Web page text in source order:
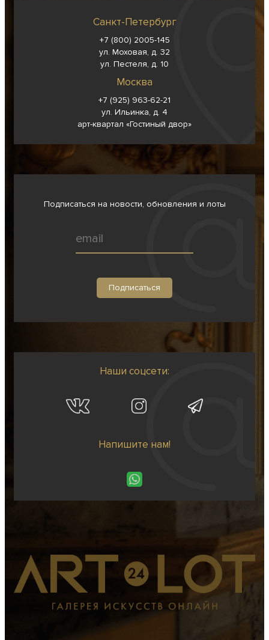
Санкт-Петербург
+7 (800) 2005-145
ул. Моховая, д. 32
ул. Пестеля, д. 10
Москва
+7 (925) 963-62-21
ул. Ильинка, д. 4
арт-квартал «Гостиный двор»
Подписаться на новости, обновления и лоты
Наши соцсети:
Напишите нам!